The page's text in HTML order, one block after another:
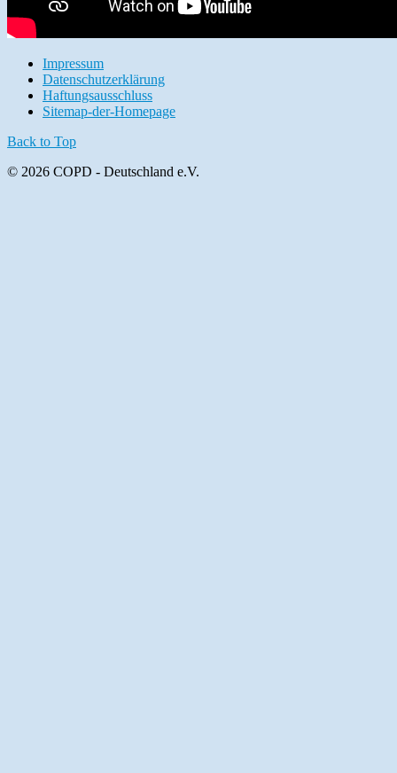
Impressum
Datenschutzerklärung
Haftungsausschluss
Sitemap-der-Homepage
Back to Top
© 2026 COPD - Deutschland e.V.